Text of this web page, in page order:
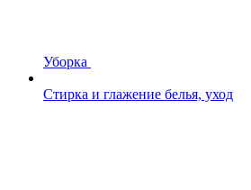
Уборка
Стирка и глажение белья, уход